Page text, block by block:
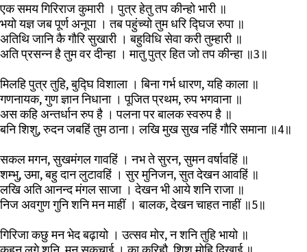
एक समय गिरिराज कुमारी । पुत्र हेतु तप कीन्हो भारी ॥
भयो यज्ञ जब पूर्ण अनूपा । तब पहुंच्यो तुम धरि द्घिज रुपा ॥
अतिथि जानि कै गौरि सुखारी । बहुविधि सेवा करी तुम्हारी ॥
अति प्रसन्न है तुम वर दीन्हा । मातु पुत्र हित जो तप कीन्हा ॥3॥
मिलहि पुत्र तुहि, बुद्घि विशाला । बिना गर्भ धारण, यहि काला ॥
गणनायक, गुण ज्ञान निधाना । पूजित प्रथम, रुप भगवाना ॥
अस कहि अन्तर्धान रुप है । पलना पर बालक स्वरुप है ॥
बनि शिशु, रुदन जबहिं तुम ठाना। लखि मुख सुख नहिं गौरि समाना ॥4॥
सकल मगन, सुखमंगल गावहिं । नभ ते सुरन, सुमन वर्षावहिं ॥
शम्भु, उमा, बहु दान लुटावहिं । सुर मुनिजन, सुत देखन आवहिं ॥
लखि अति आनन्द मंगल साजा । देखन भी आये शनि राजा ॥
निज अवगुण गुनि शनि मन माहीं । बालक, देखन चाहत नाहीं ॥5॥
गिरिजा कछु मन भेद बढ़ायो । उत्सव मोर, न शनि तुहि भायो ॥